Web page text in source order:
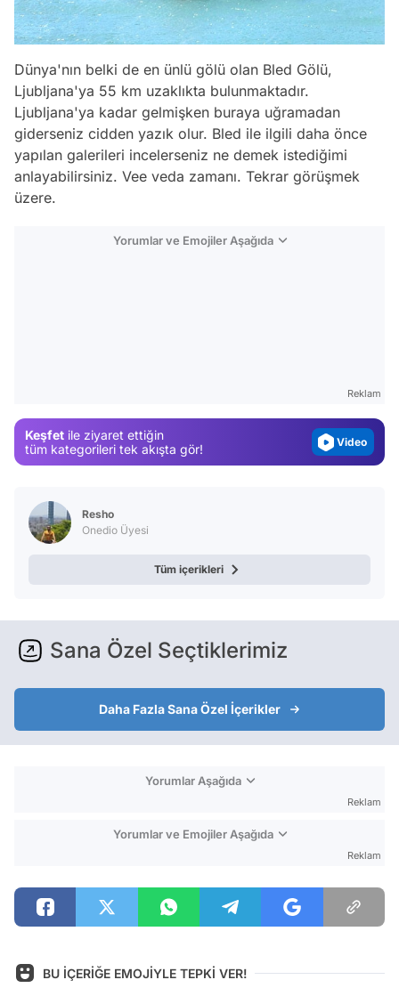
Dünya'nın belki de en ünlü gölü olan Bled Gölü,
Ljubljana'ya 55 km uzaklıkta bulunmaktadır.
Ljubljana'ya kadar gelmişken buraya uğramadan
giderseniz cidden yazık olur. Bled ile ilgili daha önce
yapılan galerileri incelerseniz ne demek istediğimi
anlayabilirsiniz. Vee veda zamanı. Tekrar görüşmek
üzere.
Yorumlar ve Emojiler Aşağıda
Reklam
Keşfet ile ziyaret ettiğin
tüm kategorileri tek akışta gör!
Video
Resho
Onedio Üyesi
Tüm içerikleri
Sana Özel Seçtiklerimiz
Daha Fazla Sana Özel İçerikler
Yorumlar Aşağıda
Reklam
Yorumlar ve Emojiler Aşağıda
Reklam
BU İÇERİĞE EMOJİYLE TEPKİ VER!